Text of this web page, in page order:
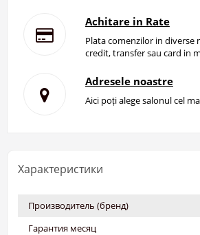
Achitare in Rate
Plata comenzilor in diverse
credit, transfer sau card in
Adresele noastre
Aici poți alege salonul cel
Характеристики
Производитель (бренд)
Гарантия месяц